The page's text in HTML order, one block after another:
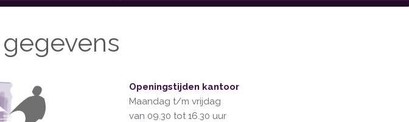
gegevens
Openingstijden kantoor
Maandag t/m vrijdag
van 09.30 tot 16.30 uur